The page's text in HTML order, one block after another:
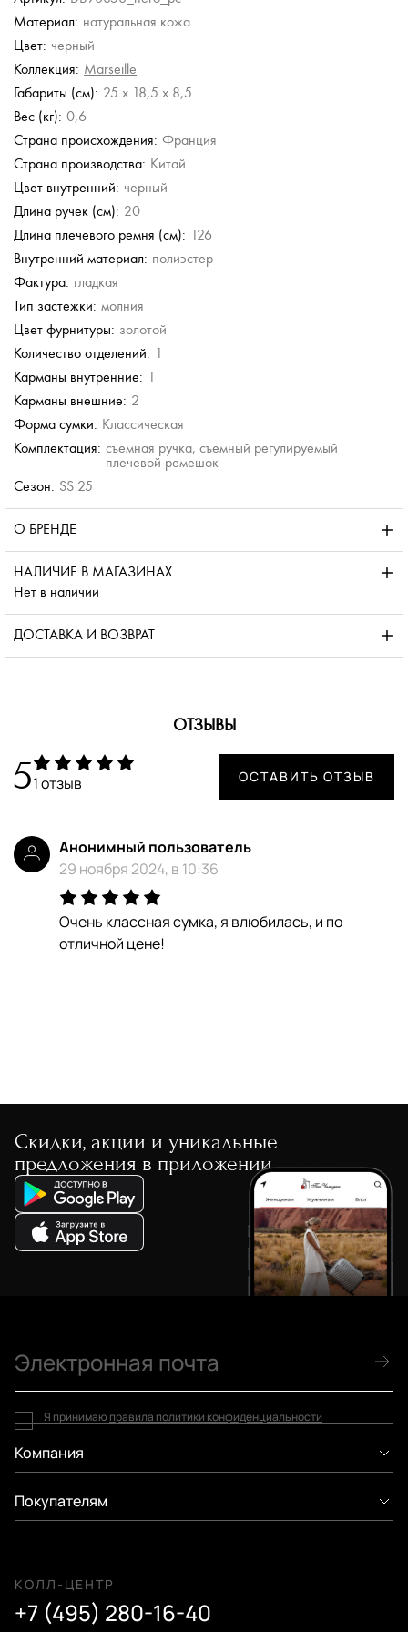
Сумка с
регулируемой ручкой
13 230 руб.
18 900 руб.
56 980 руб.
Сумка с
регулируемой ручкой
13 230 руб.
18 900 руб.
56 980 руб.
Материал: натуральная кожа
Цвет: черный
Коллекция: Marseille
Габариты (см): 25 x 18,5 x 8,5
Вес (кг): 0,6
Страна происхождения: Франция
Страна производства: Китай
Цвет внутренний: черный
Длина ручек (см): 20
Длина плечевого ремня (см): 126
Внутренний материал: полиэстер
Фактура: гладкая
Тип застежки: молния
Цвет фурнитуры: золотой
Количество отделений: 1
Карманы внутренние: 1
Карманы внешние: 2
Форма сумки: Классическая
Комплектация: съемная ручка, съемный регулируемый
плечевой ремешок
Сезон: SS 25
О БРЕНДЕ
НАЛИЧИЕ В МАГАЗИНАХ
Нет в наличии
ДОСТАВКА И ВОЗВРАТ
ОТЗЫВЫ
51 отзыв ОСТАВИТЬ ОТЗЫВ
Анонимный пользователь
29 ноября 2024, в 10:36
Очень классная сумка, я влюбилась, и по
отличной цене!
Скидки, акции и уникальные
предложения в приложении
Компания
Покупателям
КОЛЛ-ЦЕНТР
+7 (495) 280-16-40
Я принимаю правила политики конфиденциальности